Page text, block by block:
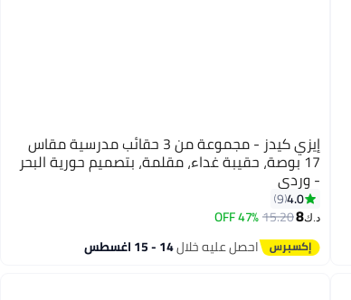
إيزي كيدز - مجموعة من 3 حقائب مدرسية مقاس
17 بوصة، حقيبة غداء، مقلمة، بتصميم حورية البحر
- وردي
4.0
9
د.ك‏8
15.20
47% OFF
احصل عليه خلال14 - 15 اغسطس